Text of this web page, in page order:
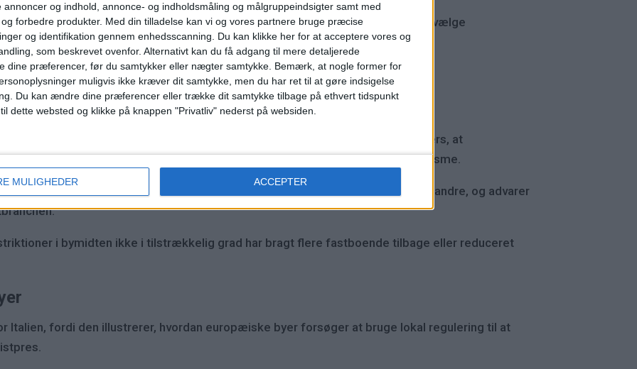
annoncer og indhold, annonce- og indholdsmåling og målgruppeindsigter samt med
forbedre produkter. Med din tilladelse kan vi og vores partnere bruge præcise
og identifikation gennem enhedsscanning. Du kan klikke her for at acceptere vores og
som beskrevet ovenfor. Alternativt kan du få adgang til mere detaljerede
dine præferencer, før du samtykker eller nægter samtykke. Bemærk, at nogle former for
muligvis ikke kræver dit samtykke, men du har ret til at gøre indsigelse
Du kan ændre dine præferencer eller trække dit samtykke tilbage på ethvert tidspunkt
dette websted og klikke på knappen "Privatliv" nederst på websiden.
MULIGHEDER ACCEPTER
forhindre yderligere fordrivelse af fastboende og tilskynde flere udlejere til at vælge
restriktioner
rammer små ejere og den lokale turistindustri.
Italy og administrerende direktør for Apartments Florence, fortæller Reuters, at
ejere og virksomheder relateret til hotel- og restaurationsbranchen og turisme.
for rengøringsassistenter, teknikere og andre serviceudbydere, blandt andre, og advarer
i bymidten ikke i tilstrækkelig grad har bragt flere fastboende tilbage eller reduceret
Italien, fordi den illustrerer, hvordan europæiske byer forsøger at bruge lokal regulering til at